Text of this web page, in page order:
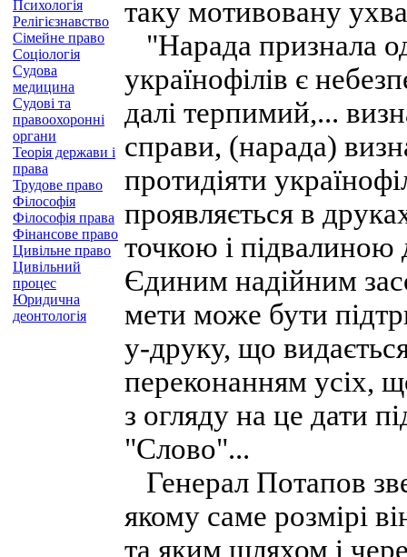
Психологія
Релігієзнавство
Сімейне право
Соціологія
Судова
медицина
Судові та
правоохоронні
органи
Теорія держави і
права
Трудове право
Філософія
Філософія права
Фінансове право
Цивільне право
Цивільний
процес
Юридична
деонтологія
таку мотивовану
"Нарада признала
українофілів є
далі терпимий,...
справи, (нарада)
протидіяти
проявляється в
точкою і підвалиною
Єдиним надійним
мети може бути
у-друку, що
переконанням усіх,
з огляду на це дати
"Слово"...
Генерал Потапов
якому саме розмірі
та яким шляхом і